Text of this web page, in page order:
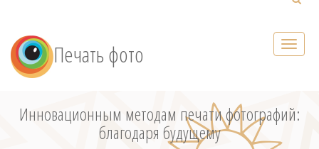
Печать фото
Инновационным методам печати фотографий:
благодаря будущему